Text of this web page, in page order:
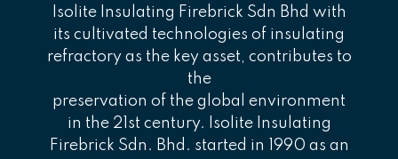
Isolite Insulating Firebrick Sdn Bhd with
its cultivated technologies of insulating
refractory as the key asset, contributes to
the
preservation of the global environment
in the 21st century. Isolite Insulating
Firebrick Sdn. Bhd. started in 1990 as an